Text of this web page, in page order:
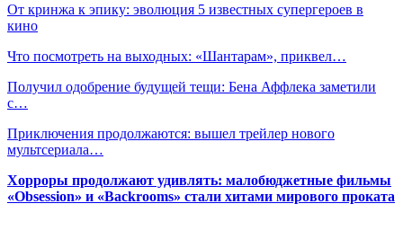
От кринжа к эпику: эволюция 5 известных супергероев в
кино
Что посмотреть на выходных: «Шантарам», приквел…
Получил одобрение будущей тещи: Бена Аффлека заметили
с…
Приключения продолжаются: вышел трейлер нового
мультсериала…
Хорроры продолжают удивлять: малобюджетные фильмы
«Obsession» и «Backrooms» стали хитами мирового проката